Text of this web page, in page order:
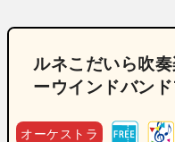
ルネこだいら吹
ーウインドバン
オーケストラ